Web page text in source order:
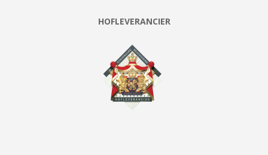
HOFLEVERANCIER